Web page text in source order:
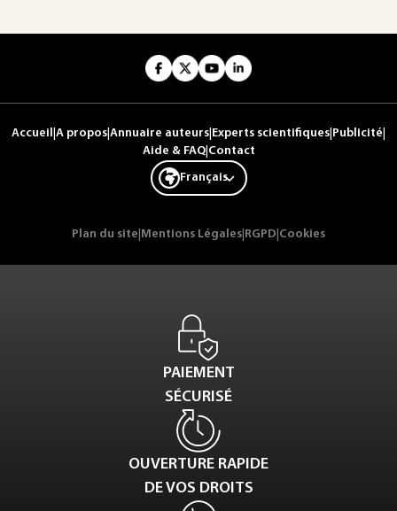
Accueil A propos Annuaire auteurs Experts scientifiques Publicité
Aide & FAQ| Contact
Français
Plan du site Mentions Légales RGPD Cookies
PAIEMENT
SÉCURISÉ
OUVERTURE RAPIDE
DE VOS DROITS